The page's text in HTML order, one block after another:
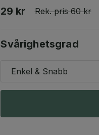
29 kr Rek. pris 60 kr
Svårighetsgrad
Enkel & Snabb